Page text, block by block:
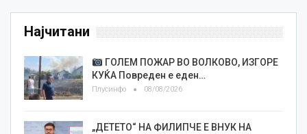
Најчитани
ГОЛЕМ ПОЖАР ВО ВОЛКОВО, ИЗГОРЕ
КУЌА Повреден е еден…
Плусинфо 08/08/2026
„ДЕТЕТО“ НА ФИЛИПЧЕ Е ВНУК НА